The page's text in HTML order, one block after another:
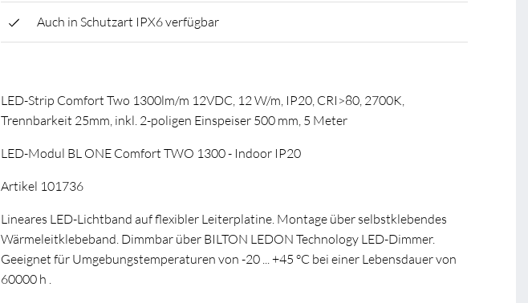
Auch in Schutzart IPX6 verfügbar
LED-Strip Comfort Two 1300lm/m 12VDC, 12 W/m, IP20, CRI>80, 2700K,
Trennbarkeit 25mm, inkl. 2-poligen Einspeiser 500 mm, 5 Meter
LED-Modul BL ONE Comfort TWO 1300 - Indoor IP20
Artikel 101736
Lineares LED-Lichtband auf flexibler Leiterplatine. Montage über selbstklebendes
Wärmeleitklebeband. Dimmbar über BILTON LEDON Technology LED-Dimmer.
Geeignet für Umgebungstemperaturen von -20 ... +45 °C bei einer Lebensdauer von
60000 h .